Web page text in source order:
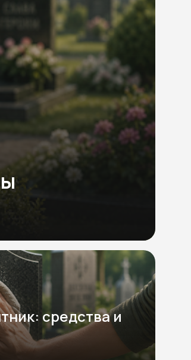
средства и